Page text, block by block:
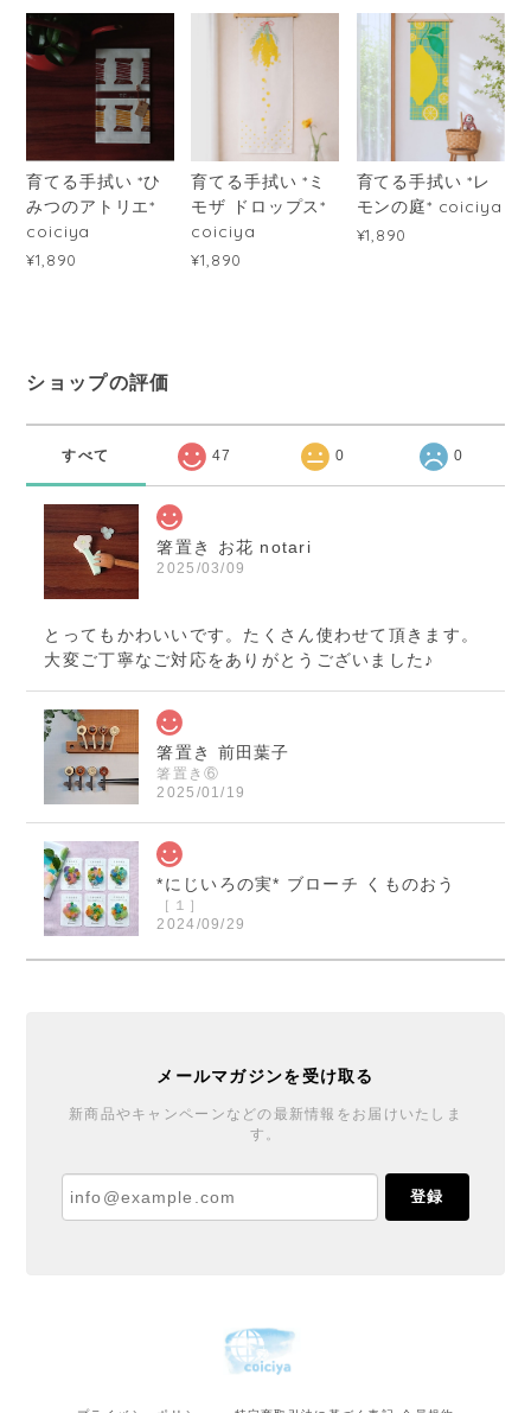
育てる手拭い *ひ
みつのアトリエ*
coiciya
¥1,890
育てる手拭い *ミ
モザ ドロップス*
coiciya
¥1,890
育てる手拭い *レ
モンの庭* coiciya
¥1,890
ショップの評価
すべて 47 0 0
箸置き お花 notari
2025/03/09
とってもかわいいです。たくさん使わせて頂きます。
大変ご丁寧なご対応をありがとうございました♪
箸置き 前田葉子
箸置き⑥
2025/01/19
*にじいろの実* ブローチ くものおう
［１］
2024/09/29
*にじいろの実* ブローチ くものおう
丁寧で温かい対応と梱包をありがとうございました♪
ブローチもとても可愛くご縁を賜りまして嬉しいで
花器「春待ちうさぎ」 十二月窯
2024/03/16
メールマガジンを受け取る
新商品やキャンペーンなどの最新情報をお届けいたしま
す。
登録